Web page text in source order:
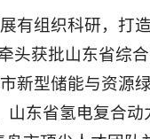
有组织科研，打
头获批山东省综
新型储能与资源
山东省氢电复合动